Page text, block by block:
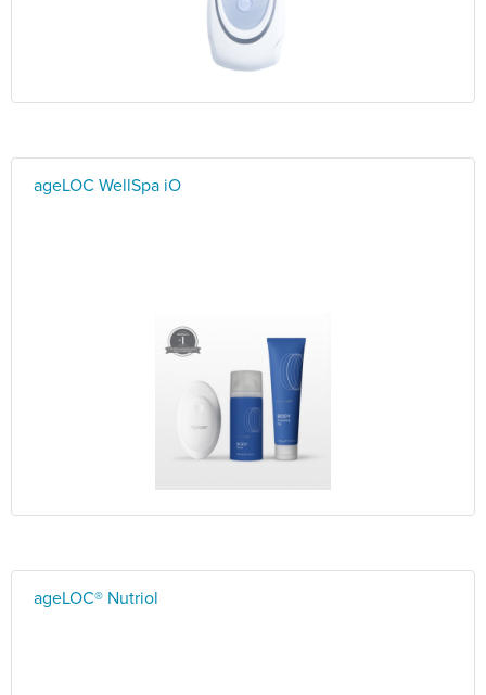
ageLOC WellSpa iO
ageLOC® Nutriol